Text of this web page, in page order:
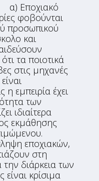
α) Εποχιακό
φοβούνται
προσωπικού
και
τα ποιοτικά
στις μηχανές
η εμπειρία έχει
των
ιδιαίτερα
εκμάθησης
εποχιακών,
στη
διάρκεια των
κρίσιμα